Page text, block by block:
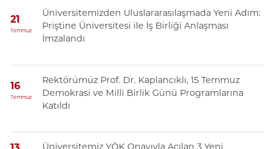
21
Temmuz
Üniversitemizden Uluslararasılaşmada Yeni Adım:
Priştine Üniversitesi ile İş Birliği Anlaşması
İmzalandı
16
Temmuz
Rektörümüz Prof. Dr. Kaplancıklı, 15 Temmuz
Demokrasi ve Milli Birlik Günü Programlarına
Katıldı
Üniversitemiz YÖK Onayıyla Açılan 3 Yeni